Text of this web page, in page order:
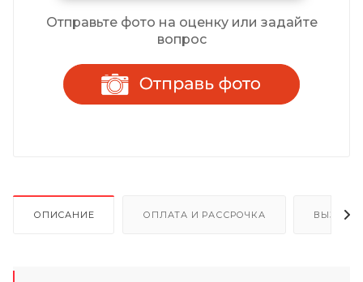
Отправьте фото на оценку или задайте
вопрос
ОПИСАНИЕ ОПЛАТА И РАССРОЧКА ВЫЗОВ